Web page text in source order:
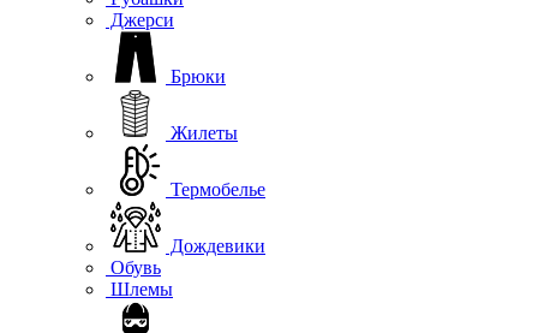
Джерси
Брюки
Жилеты
Термобелье
Дождевики
Обувь
Шлемы